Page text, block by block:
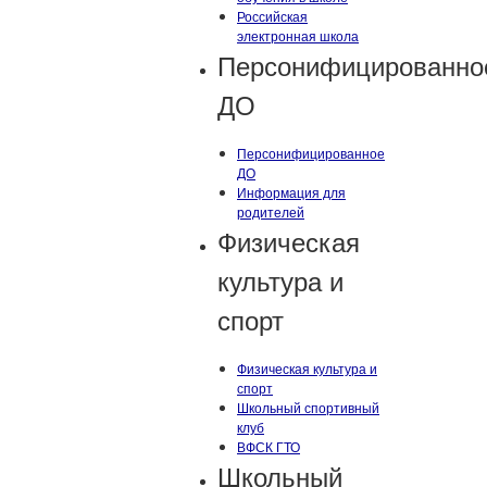
Российская
электронная школа
ДО
Персонифицированное
ДО
Информация для
родителей
Физическая
культура и
спорт
Физическая культура и
спорт
Школьный спортивный
клуб
ВФСК ГТО
Школьный